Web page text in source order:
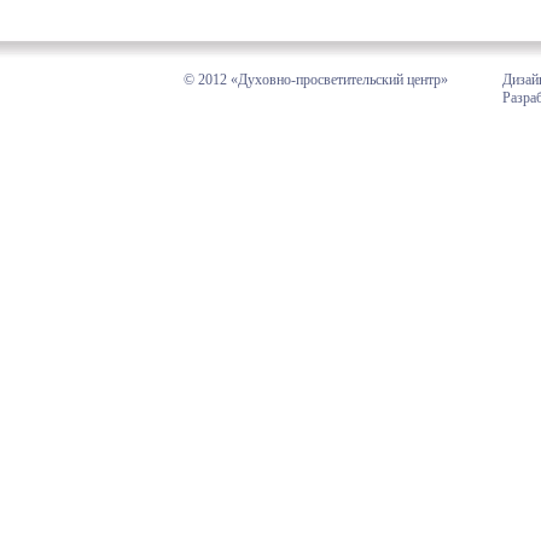
© 2012 «Духовно-просветительский центр»